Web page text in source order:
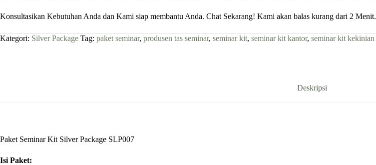
Konsultasikan Kebutuhan Anda dan Kami siap membantu Anda. Chat Sekarang! Kami akan balas kurang dari 2 Menit.
Kategori: Silver Package Tag: paket seminar, produsen tas seminar, seminar kit, seminar kit kantor, seminar kit kekinian
Deskripsi
Paket Seminar Kit Silver Package SLP007
Isi Paket: